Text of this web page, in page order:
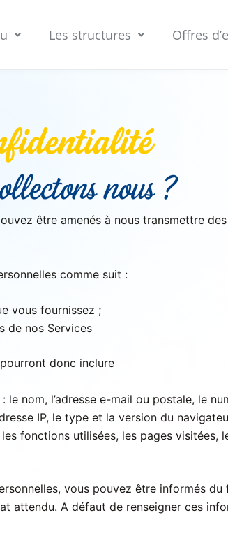
Les structures Offres
nous ?
être amenés à nous transmettre
comme suit :
vous fournissez ;
de nos Services
donc inclure
le nom, l’adresse e-mail ou postale, le
IP, le type et la version du
fonctions utilisées, les pages
vous pouvez être informés
attendu. A défaut de renseigner ces